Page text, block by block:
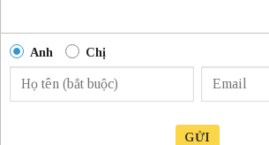
Anh Chị
GỬI